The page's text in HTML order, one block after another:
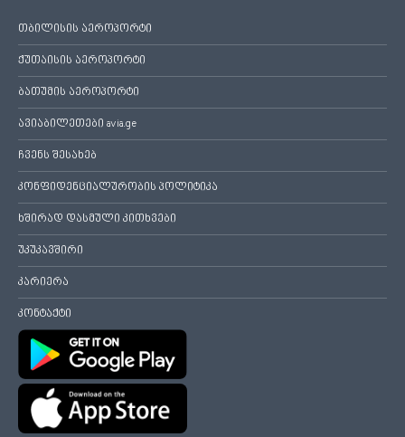
თბილისის აეროპორტი
ქუთაისის აეროპორტი
ბათუმის აეროპორტი
ავიაბილეთები avia.ge
ჩვენს შესახებ
კონფიდენციალურობის პოლიტიკა
ხშირად დასმული კითხვები
უკუკავშირი
კარიერა
კონტაქტი